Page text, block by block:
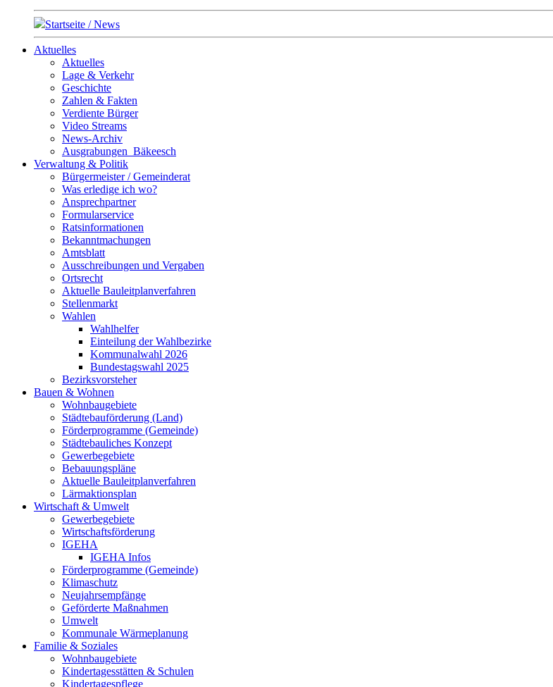
Startseite / News
Aktuelles
Aktuelles
Lage & Verkehr
Geschichte
Zahlen & Fakten
Verdiente Bürger
Video Streams
News-Archiv
Ausgrabungen_Bäkeesch
Verwaltung & Politik
Bürgermeister / Gemeinderat
Was erledige ich wo?
Ansprechpartner
Formularservice
Ratsinformationen
Bekanntmachungen
Amtsblatt
Ausschreibungen und Vergaben
Ortsrecht
Aktuelle Bauleitplanverfahren
Stellenmarkt
Wahlen
Wahlhelfer
Einteilung der Wahlbezirke
Kommunalwahl 2026
Bundestagswahl 2025
Bezirksvorsteher
Bauen & Wohnen
Wohnbaugebiete
Städtebauförderung (Land)
Förderprogramme (Gemeinde)
Städtebauliches Konzept
Gewerbegebiete
Bebauungspläne
Aktuelle Bauleitplanverfahren
Lärmaktionsplan
Wirtschaft & Umwelt
Gewerbegebiete
Wirtschaftsförderung
IGEHA
IGEHA Infos
Förderprogramme (Gemeinde)
Klimaschutz
Neujahrsempfänge
Geförderte Maßnahmen
Umwelt
Kommunale Wärmeplanung
Familie & Soziales
Wohnbaugebiete
Kindertagesstätten & Schulen
Kindertagespflege